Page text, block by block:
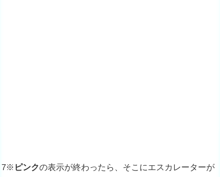
7※ ピンクの表示が終わったら、そこにエスカレーターが